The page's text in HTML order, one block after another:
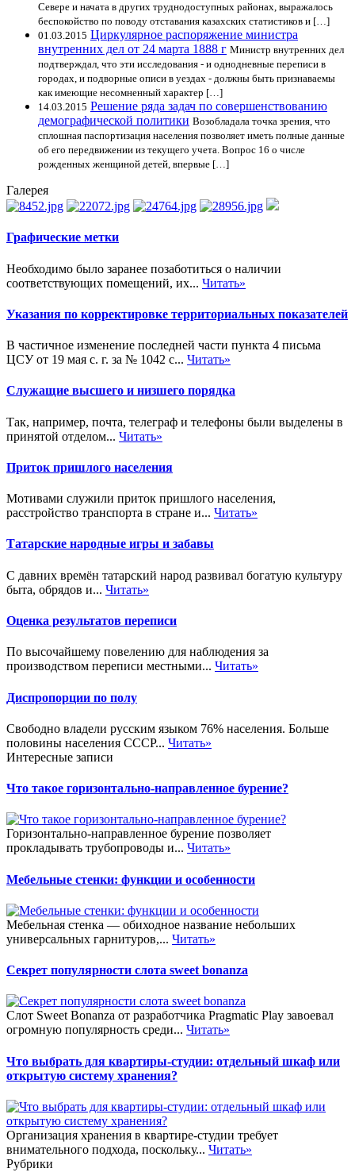
Севере и начата в других труднодоступных районах, выражалось
беспокойство по поводу отставания казахских статистиков и […]
01.03.2015 Циркулярное распоряжение министра
внутренних дел от 24 марта 1888 г Министр внутренних дел
подтверждал, что эти исследования - и однодневные переписи в
городах, и подворные описи в уездах - должны быть признаваемы
как имеющие несомненный характер […]
14.03.2015 Решение ряда задач по совершенствованию
демографической политики Возобладала точка зрения, что
сплошная паспортизация населения позволяет иметь полные данные
об его передвижении из текущего учета. Вопрос 16 о числе
рожденных женщиной детей, впервые […]
Галерея
Графические метки
Необходимо было заранее позаботиться о наличии
соответствующих помещений, их... Читать»
Указания по корректировке территориальных показателей
В частичное изменение последней части пункта 4 письма
ЦСУ от 19 мая с. г. за № 1042 с... Читать»
Служащие высшего и низшего порядка
Так, например, почта, телеграф и телефоны были выделены в
принятой отделом... Читать»
Приток пришлого населения
Мотивами служили приток пришлого населения,
расстройство транспорта в стране и... Читать»
Татарские народные игры и забавы
С давних времён татарский народ развивал богатую культуру
быта, обрядов и... Читать»
Оценка результатов переписи
По высочайшему повелению для наблюдения за
производством переписи местными... Читать»
Диспропорции по полу
Свободно владели русским языком 76% населения. Больше
половины населения СССР... Читать»
Интересные записи
Что такое горизонтально-направленное бурение?
Горизонтально-направленное бурение позволяет
прокладывать трубопроводы и... Читать»
Мебельные стенки: функции и особенности
Мебельная стенка — обиходное название небольших
универсальных гарнитуров,... Читать»
Секрет популярности слота sweet bonanza
Слот Sweet Bonanza от разработчика Pragmatic Play завоевал
огромную популярность среди... Читать»
Что выбрать для квартиры-студии: отдельный шкаф или
открытую систему хранения?
Организация хранения в квартире-студии требует
внимательного подхода, поскольку... Читать»
Рубрики